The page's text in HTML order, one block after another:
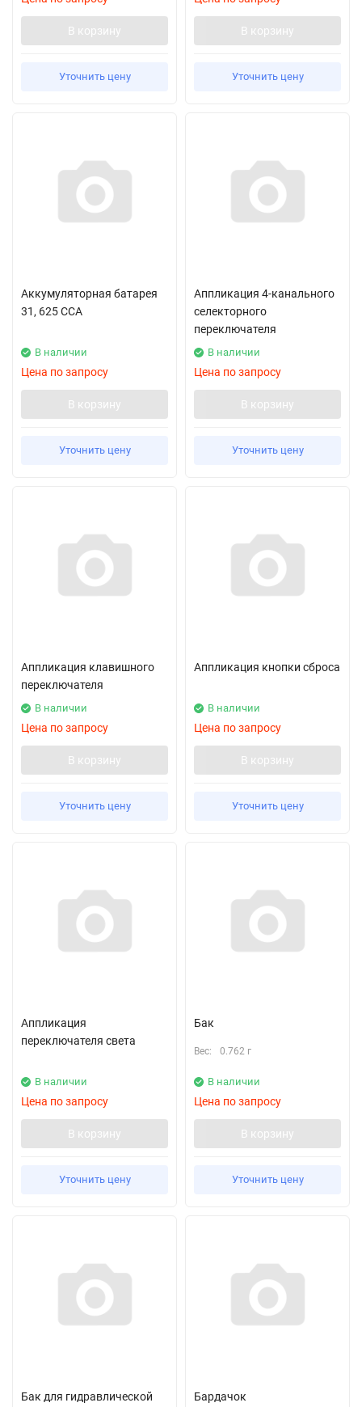
В корзину
Уточнить цену
В корзину
Уточнить цену
Аккумуляторная батарея
31, 625 CCA
В наличии
Цена по запросу
В корзину
Уточнить цену
Аппликация 4-канального
селекторного
переключателя
В наличии
Цена по запросу
В корзину
Уточнить цену
Аппликация клавишного
переключателя
В наличии
Цена по запросу
В корзину
Уточнить цену
Аппликация кнопки сброса
В наличии
Цена по запросу
В корзину
Уточнить цену
Аппликация
переключателя света
В наличии
Цена по запросу
В корзину
Уточнить цену
Бак
Вес: 0.762 г
В наличии
Цена по запросу
В корзину
Уточнить цену
Бак для гидравлической
Бардачок